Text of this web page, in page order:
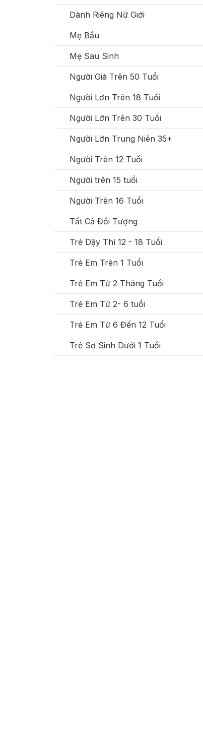
Dành Riêng Nữ Giới
Mẹ Bầu
Mẹ Sau Sinh
Người Già Trên 50 Tuổi
Người Lớn Trên 18 Tuổi
Người Lớn Trên 30 Tuổi
Người Lớn Trung Niên 35+
Người Trên 12 Tuổi
Người trên 15 tuổi
Người Trên 16 Tuổi
Tất Cả Đối Tượng
Trẻ Dậy Thì 12 - 18 Tuổi
Trẻ Em Trên 1 Tuổi
Trẻ Em Từ 2 Tháng Tuổi
Trẻ Em Từ 2- 6 tuổi
Trẻ Em Từ 6 Đến 12 Tuổi
Trẻ Sơ Sinh Dưới 1 Tuổi